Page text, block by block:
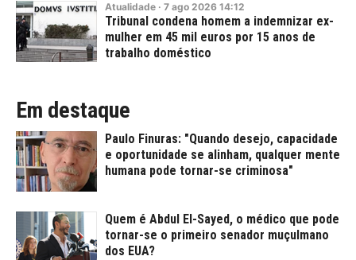
Atualidade · 7 ago 2026 14:12
Tribunal condena homem a indemnizar ex-
mulher em 45 mil euros por 15 anos de
trabalho doméstico
Em destaque
Paulo Finuras: "Quando desejo, capacidade
e oportunidade se alinham, qualquer mente
humana pode tornar-se criminosa"
Quem é Abdul El-Sayed, o médico que pode
tornar-se o primeiro senador muçulmano
dos EUA?